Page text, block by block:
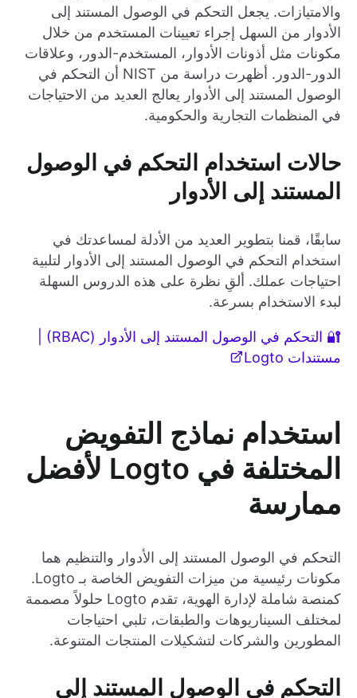
والامتيازات. يجعل التحكم في الوصول المستند إلى
الأدوار من السهل إجراء تعيينات المستخدم من خلال
مكونات مثل أذونات الأدوار، المستخدم-الدور، وعلاقات
الدور-الدور. أظهرت دراسة من NIST أن التحكم في
الوصول المستند إلى الأدوار يعالج العديد من الاحتياجات
في المنظمات التجارية والحكومية.
حالات استخدام التحكم في الوصول
المستند إلى الأدوار
سابقًا، قمنا بتطوير العديد من الأدلة لمساعدتك في
استخدام التحكم في الوصول المستند إلى الأدوار لتلبية
احتياجات عملك. ألقِ نظرة على هذه الدروس السهلة
لبدء الاستخدام بسرعة.
🔐 التحكم في الوصول المستند إلى الأدوار (RBAC) |
مستندات Logto
استخدام نماذج التفويض
المختلفة في Logto لأفضل
ممارسة
التحكم في الوصول المستند إلى الأدوار والتنظيم هما
مكونات رئيسية من ميزات التفويض الخاصة بـ Logto.
كمنصة شاملة لإدارة الهوية، تقدم Logto حلولاً مصممة
لمختلف السيناريوهات والطبقات، تلبي احتياجات
المطورين والشركات لتشكيلات المنتجات المتنوعة.
التحكم في الوصول المستند إلى